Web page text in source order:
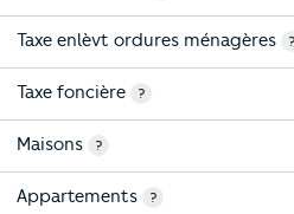
risques
Taxe enlèvt ordures ménagères ?
Taxe foncière ?
Maisons ?
Appartements ?